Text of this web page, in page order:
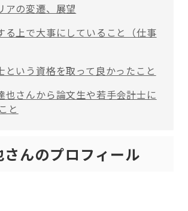
アの変遷、展望
る上で大事にしていること（仕事
という資格を取って良かったこと
也さんから論文生や若手会計士に
と
んのプロフィール